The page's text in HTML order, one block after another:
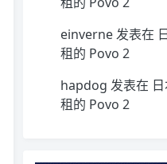
einverne发表在
租的 Povo 2
hapdog 发表在
租的 Povo 2